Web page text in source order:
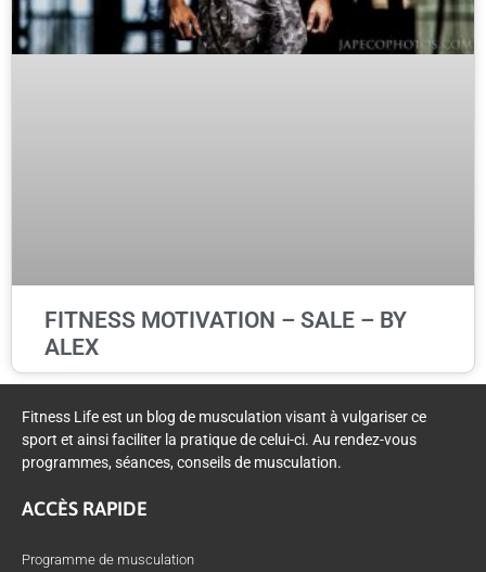
FITNESS MOTIVATION – SALE – BY
ALEX
Fitness Life est un blog de musculation visant à vulgariser ce
sport et ainsi faciliter la pratique de celui-ci. Au rendez-vous
programmes, séances, conseils de musculation.
ACCÈS RAPIDE
Programme de musculation